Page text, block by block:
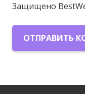
Защищено
ОТПРАВИТЬ